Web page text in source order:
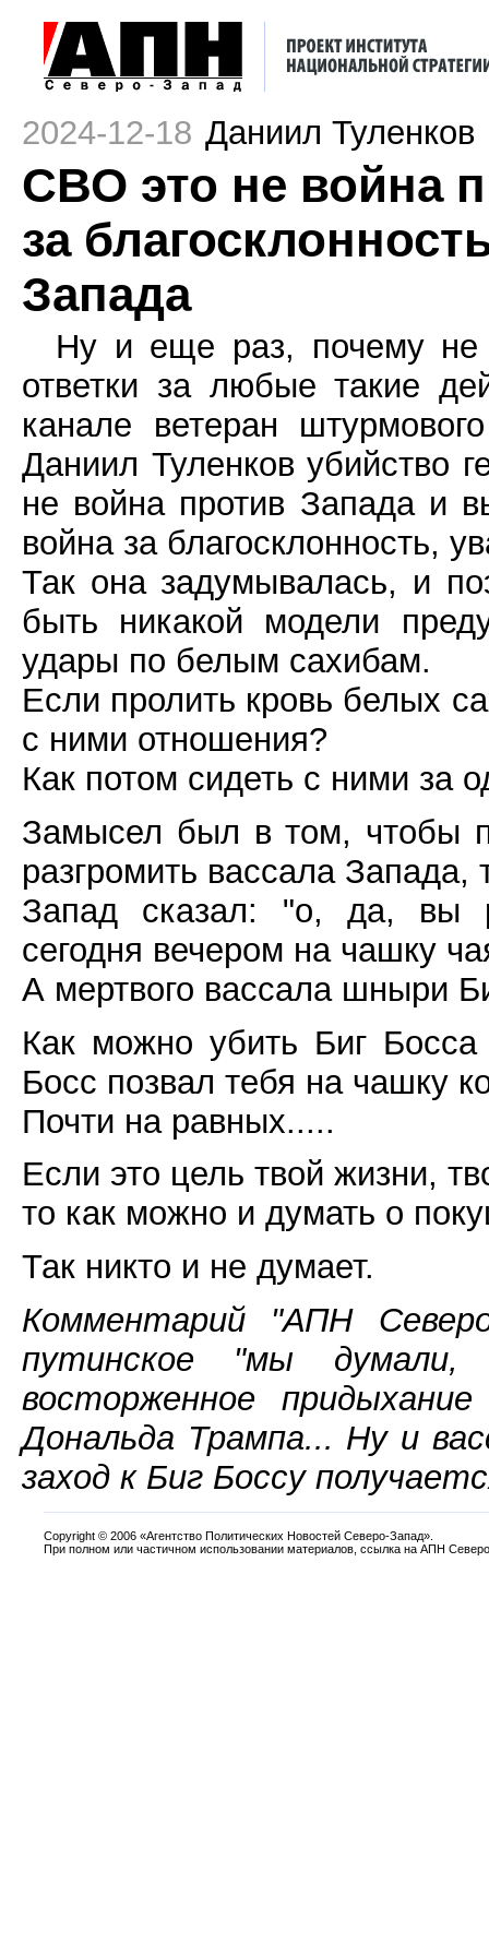
2024-12-18 Даниил Туленков
СВО это не война
за
Запада
Ну и еще раз, почему не
ответки за любые такие
канале ветеран
Даниил Туленков убийство
не война против Запада и
война за благосклонность,
Так она задумывалась, и
быть никакой модели
удары по белым сахибам.
Если пролить кровь белых
с ними отношения?
Как потом сидеть с ними за
Замысел был в том, чтобы
разгромить вассала Запада,
Запад сказал: "о, да, вы
сегодня вечером на чашку
А мертвого вассала шныри
Как можно убить Биг
Босс позвал тебя на чашку
Почти на равных.....
Если это цель твой жизни,
то как можно и думать о
Так никто и не думает.
Комментарий "АПН
путинское "мы
восторженное
Дональда Трампа... Ну и
заход к Биг Боссу
Copyright © 2006 «Агентство Политических Новостей Северо-Запад».
При полном или частичном использовании материалов, ссылка на АПН